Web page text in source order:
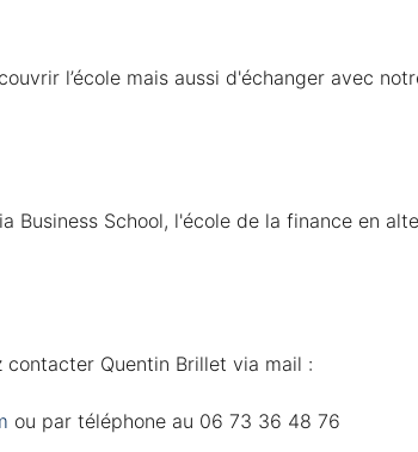
Quentin Brillet via mail :
ou par téléphone au 06 73 36 48 76